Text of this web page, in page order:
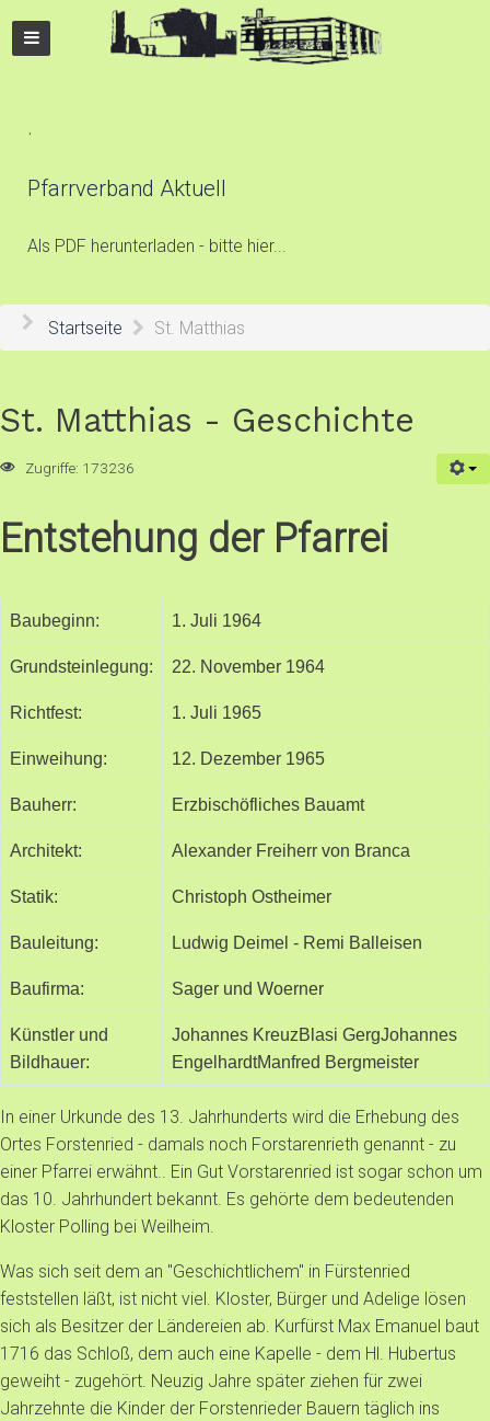
.
Pfarrverband Aktuell
Als PDF herunterladen - bitte hier...
Startseite St. Matthias
St. Matthias - Geschichte
Zugriffe: 173236
Entstehung der Pfarrei
Baubeginn: 1. Juli 1964
Grundsteinlegung: 22. November 1964
Richtfest: 1. Juli 1965
Einweihung: 12. Dezember 1965
Bauherr: Erzbischöfliches Bauamt
Architekt: Alexander Freiherr von Branca
Statik: Christoph Ostheimer
Bauleitung: Ludwig Deimel - Remi Balleisen
Baufirma: Sager und Woerner
Künstler und
Bildhauer:
Johannes KreuzBlasi GergJohannes
EngelhardtManfred Bergmeister
In einer Urkunde des 13. Jahrhunderts wird die Erhebung des
Ortes Forstenried - damals noch Forstarenrieth genannt - zu
einer Pfarrei erwähnt.. Ein Gut Vorstarenried ist sogar schon um
das 10. Jahrhundert bekannt. Es gehörte dem bedeutenden
Kloster Polling bei Weilheim.
Was sich seit dem an "Geschichtlichem" in Fürstenried
feststellen läßt, ist nicht viel. Kloster, Bürger und Adelige lösen
sich als Besitzer der Ländereien ab. Kurfürst Max Emanuel baut
1716 das Schloß, dem auch eine Kapelle - dem Hl. Hubertus
geweiht - zugehört. Neuzig Jahre später ziehen für zwei
Jahrzehnte die Kinder der Forstenrieder Bauern täglich ins